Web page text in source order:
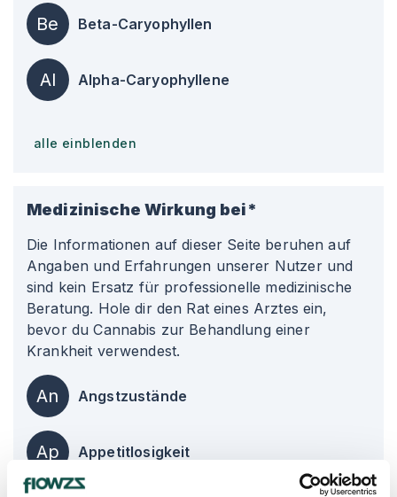
Be Beta-Caryophyllen
Al Alpha-Caryophyllene
alle einblenden
Medizinische Wirkung bei*
Die Informationen auf dieser Seite beruhen auf
Angaben und Erfahrungen unserer Nutzer und
sind kein Ersatz für professionelle medizinische
Beratung. Hole dir den Rat eines Arztes ein,
bevor du Cannabis zur Behandlung einer
Krankheit verwendest.
An Angstzustände
Ap Appetitlosigkeit